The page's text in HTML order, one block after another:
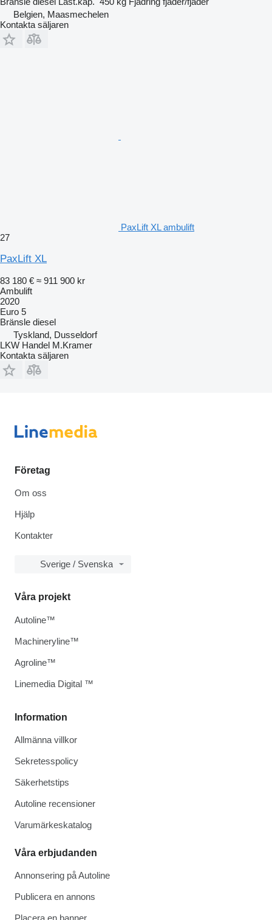
Belgien, Maasmechelen
Kontakta säljaren
PaxLift XL ambulift
27
PaxLift XL
83 180 € ≈ 911 900 kr
Ambulift
2020
Euro 5
Bränsle diesel
Tyskland, Dusseldorf
LKW Handel M.Kramer
Kontakta säljaren
Företag
Om oss
Hjälp
Kontakter
Sverige / Svenska
Information
Allmänna villkor
Sekretesspolicy
Säkerhetstips
Autoline recensioner
Varumärkeskatalog
Våra erbjudanden
Annonsering på Autoline
Publicera en annons
Placera en banner
Våra projekt
Autoline™
Machineryline™
Agroline™
Linemedia Digital ™